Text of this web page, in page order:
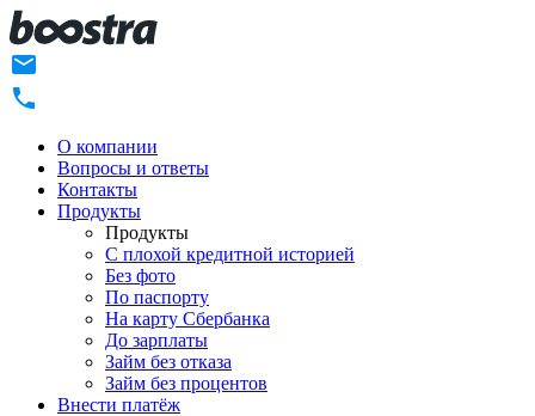
О компании
Вопросы и ответы
Контакты
Продукты
Продукты
C плохой кредитной историей
Без фото
По паспорту
На карту Сбербанка
До зарплаты
Займ без отказа
Займ без процентов
Внести платёж